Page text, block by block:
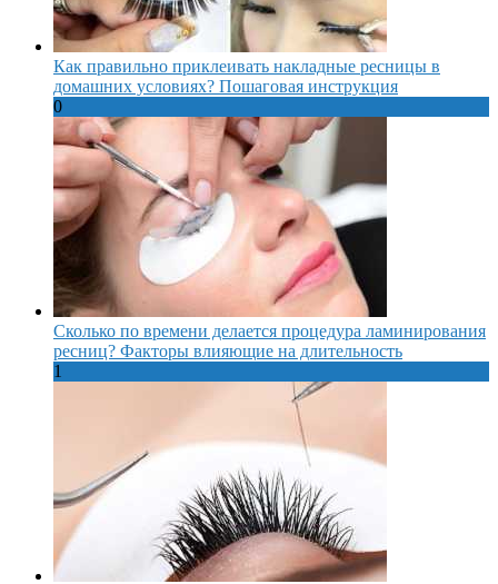
Как правильно приклеивать накладные ресницы в
домашних условиях? Пошаговая инструкция
0
Сколько по времени делается процедура ламинирования
ресниц? Факторы влияющие на длительность
1